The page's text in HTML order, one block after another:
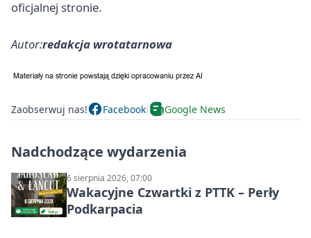
oficjalnej stronie.
Autor:redakcja wrotatarnowa
Zaobserwuj nas! Facebook Google News
Nadchodzące wydarzenia
6 sierpnia 2026, 07:00
Wakacyjne Czwartki z PTTK – Perły
Podkarpacia